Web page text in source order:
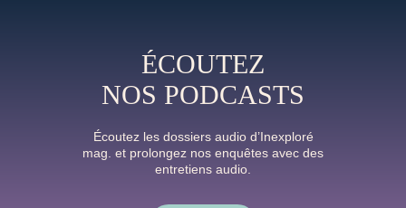
ÉCOUTEZ
NOS PODCASTS
Écoutez les dossiers audio d’Inexploré
mag. et prolongez nos enquêtes avec des
entretiens audio.